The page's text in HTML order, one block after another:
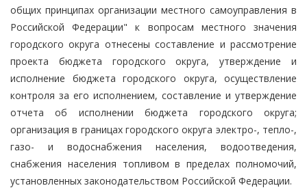
общих принципах организации местного самоуправления в
Российской Федерации" к вопросам местного значения
городского округа отнесены составление и рассмотрение
проекта бюджета городского округа, утверждение и
исполнение бюджета городского округа, осуществление
контроля за его исполнением, составление и утверждение
отчета об исполнении бюджета городского округа;
организация в границах городского округа электро-, тепло-,
газо- и водоснабжения населения, водоотведения,
снабжения населения топливом в пределах полномочий,
установленных законодательством Российской Федерации.